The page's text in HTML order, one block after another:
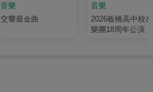
音樂
交響最金曲
音樂
2026板橋高中校
樂團18周年公演